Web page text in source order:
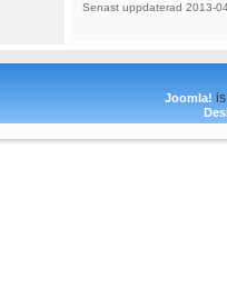
Senast uppdaterad 2013-
Joomla!